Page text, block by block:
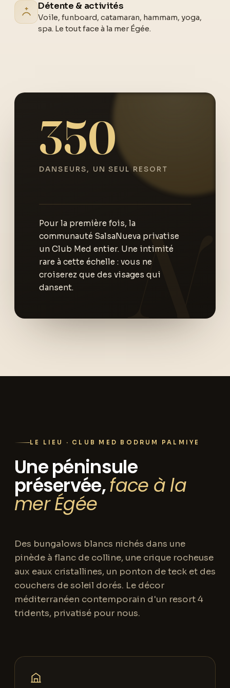
Détente & activités
Voile, funboard, catamaran, hammam, yoga,
spa. Le tout face à la mer Égée.
350
DANSEURS, UN SEUL RESORT
Pour la première fois, la
communauté SalsaNueva privatise
un Club Med entier. Une intimité
rare à cette échelle : vous ne
croiserez que des visages qui
dansent.
LE LIEU · CLUB MED BODRUM PALMIYE
Une péninsule
préservée,face à la
mer Égée
Des bungalows blancs nichés dans une
pinède à flanc de colline, une crique rocheuse
aux eaux cristallines, un ponton de teck et des
couchers de soleil dorés. Le décor
méditerranéen contemporain d'un resort 4
tridents, privatisé pour nous.